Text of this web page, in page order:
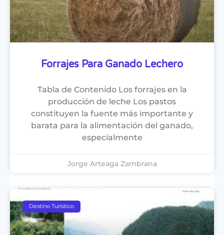
Forrajes Para Ganado Lechero
Tabla de Contenido Los forrajes en la
producción de leche Los pastos
constituyen la fuente más importante y
barata para la alimentación del ganado,
especialmente
Jorge Arteaga Zambrana
Destino Turístico